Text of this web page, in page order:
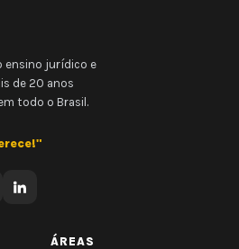
ensino jurídico e
de 20 anos
todo o Brasil.
ÁREAS